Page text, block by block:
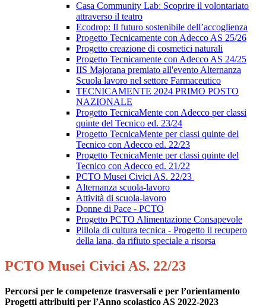
Casa Community Lab: Scoprire il volontariato
attraverso il teatro
Ecodrop: Il futuro sostenibile dell’accoglienza
Progetto Tecnicamente con Adecco AS 25/26
Progetto creazione di cosmetici naturali
Progetto Tecnicamente con Adecco AS 24/25
IIS Majorana premiato all'evento Alternanza
Scuola lavoro nel settore Farmaceutico
TECNICAMENTE 2024 PRIMO POSTO
NAZIONALE
Progetto TecnicaMente con Adecco per classi
quinte del Tecnico ed. 23/24
Progetto TecnicaMente per classi quinte del
Tecnico con Adecco ed. 22/23
Progetto TecnicaMente per classi quinte del
Tecnico con Adecco ed. 21/22
PCTO Musei Civici AS. 22/23
Alternanza scuola-lavoro
Attività di scuola-lavoro
Donne di Pace - PCTO
Progetto PCTO Alimentazione Consapevole
Pillola di cultura tecnica - Progetto il recupero
della lana, da rifiuto speciale a risorsa
PCTO Musei Civici AS. 22/23
Percorsi per le competenze trasversali e per l’orientamento
Progetti attribuiti per l’Anno scolastico AS 2022-2023